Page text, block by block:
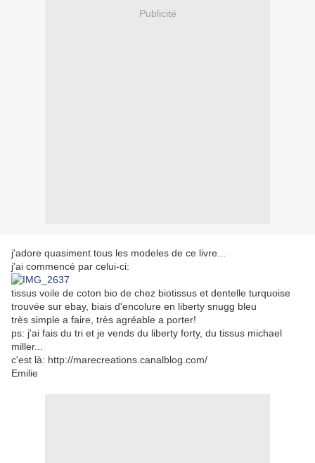
Publicité
j'adore quasiment tous les modeles de ce livre...
j'ai commencé par celui-ci:
tissus voile de coton bio de chez biotissus et dentelle turquoise
trouvée sur ebay, biais d'encolure en liberty snugg bleu
très simple a faire, très agréable a porter!
ps: j'ai fais du tri et je vends du liberty forty, du tissus michael
miller...
c'est là: http://marecreations.canalblog.com/
Emilie